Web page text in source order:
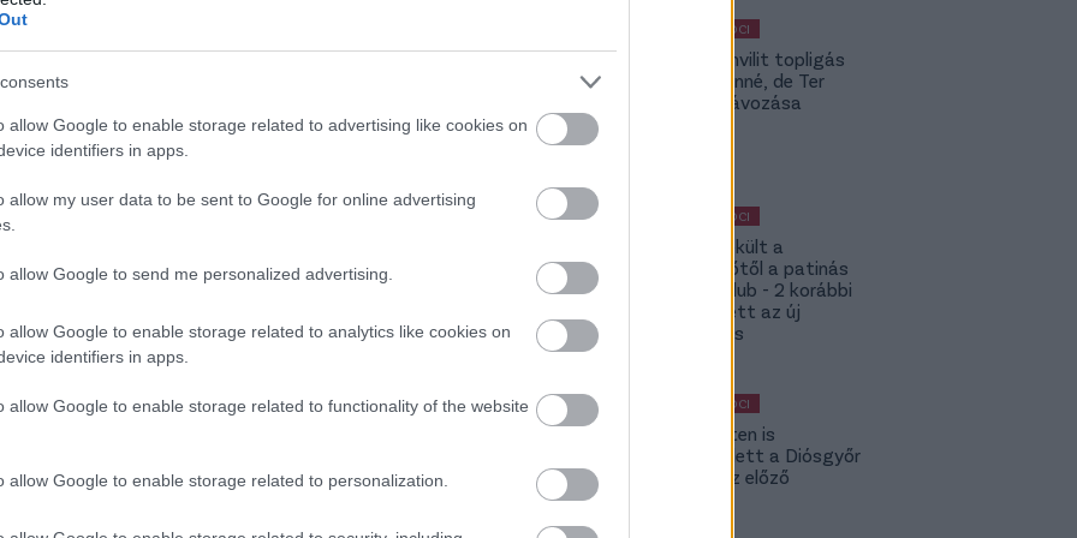
allow Google to enable storage related to advertising like cookies on
identifiers in apps.
allow my user data to be sent to Google for online advertising
allow Google to send me personalized advertising.
allow Google to enable storage related to analytics like cookies on
identifiers in apps.
allow Google to enable storage related to functionality of the website
allow Google to enable storage related to personalization.
elődöntő, Barcelona-Real Madrid
elődöntő, Atlético Madrid-Athletic
döntő, Real Madrid-Athletic Bilbao
Regensburg-Dresden (ismétlés)
Union Berlin-Bayern München (ismétlés)
RB Leipzig-Mönchengladbach (ismétlés)
Liverpool-Newcastle (ismétlés)
Tottenham-Crystal Palace (ismétlés)
Aston Villa-Chelsea (ismétlés)
MAGYAR FOCI
Yaakobishvilit topligás
csapat vinné, de Ter
Stegen távozása
MAGYAR FOCI
Megmenekült a
süllyesztőtől a patinás
magyar klub - 2 korábbi
játékos lett az új
tulajdonos
MAGYAR FOCI
Világszinten is
kiemelkedett a Diósgyőr
fiatalja az előző